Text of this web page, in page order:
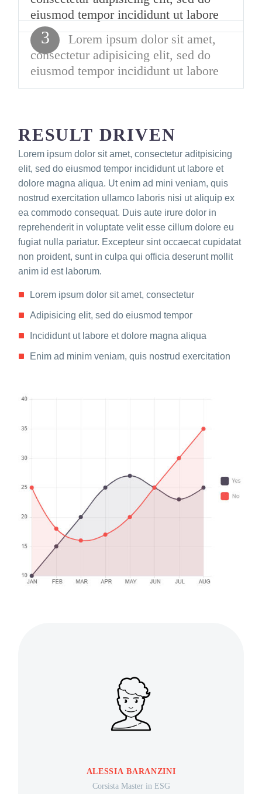
eiusmod tempor incididunt ut labore
3
Lorem ipsum dolor sit amet,
consectetur adipisicing elit, sed do
eiusmod tempor incididunt ut labore
RESULT DRIVEN
Lorem ipsum dolor sit amet, consectetur aditpisicing
elit, sed do eiusmod tempor incididunt ut labore et
dolore magna aliqua. Ut enim ad mini veniam, quis
nostrud exercitation ullamco laboris nisi ut aliquip ex
ea commodo consequat. Duis aute irure dolor in
reprehenderit in voluptate velit esse cillum dolore eu
fugiat nulla pariatur. Excepteur sint occaecat cupidatat
non proident, sunt in culpa qui officia deserunt mollit
anim id est laborum.
Lorem ipsum dolor sit amet, consectetur
Adipisicing elit, sed do eiusmod tempor
Incididunt ut labore et dolore magna aliqua
Enim ad minim veniam, quis nostrud exercitation
ALESSIA BARANZINI
Corsista Master in ESG